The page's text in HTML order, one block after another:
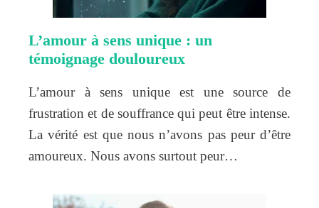
L’amour à sens unique : un
témoignage douloureux
L’amour à sens unique est une source de
frustration et de souffrance qui peut être intense.
La vérité est que nous n’avons pas peur d’être
amoureux. Nous avons surtout peur…